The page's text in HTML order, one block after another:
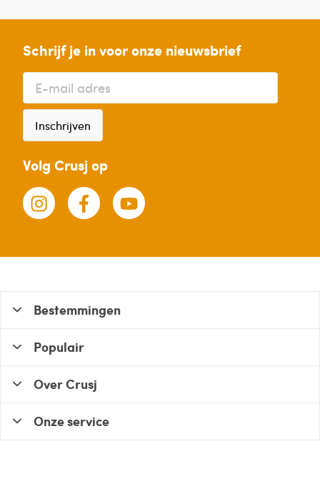
Schrijf je in voor onze nieuwsbrief
Inschrijven
Volg Crusj op
Bestemmingen
Populair
Over Crusj
Onze service